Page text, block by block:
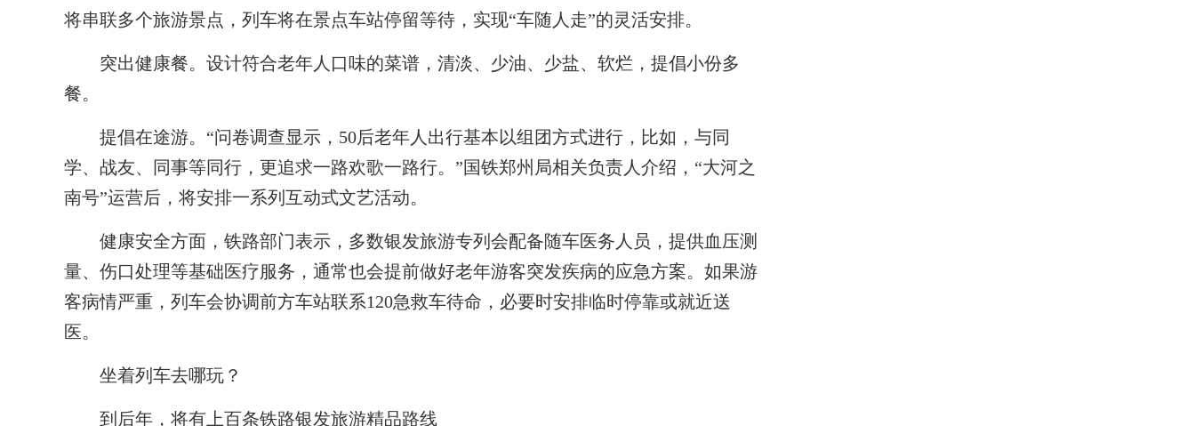
将串联多个旅游景点，列车将在景点车站停留等待，实现“车随人走”的灵活安排。
突出健康餐。设计符合老年人口味的菜谱，清淡、少油、少盐、软烂，提倡小份多
餐。
提倡在途游。“问卷调查显示，50后老年人出行基本以组团方式进行，比如，与同
学、战友、同事等同行，更追求一路欢歌一路行。”国铁郑州局相关负责人介绍，“大河之
南号”运营后，将安排一系列互动式文艺活动。
健康安全方面，铁路部门表示，多数银发旅游专列会配备随车医务人员，提供血压测
量、伤口处理等基础医疗服务，通常也会提前做好老年游客突发疾病的应急方案。如果游
客病情严重，列车会协调前方车站联系120急救车待命，必要时安排临时停靠或就近送
医。
坐着列车去哪玩？
到后年，将有上百条铁路银发旅游精品路线